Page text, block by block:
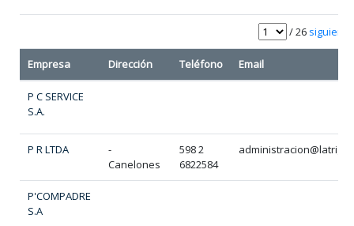
/ 26
Empresa Dirección Teléfono Email
P C SERVICE
S.A.
P R LTDA
-
Canelones
598 2
6822584
P'COMPADRE
S.A